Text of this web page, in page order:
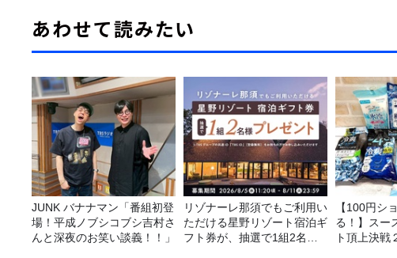
あわせて読みたい
JUNK バナナマン「番組初登
場！平成ノブシコブシ吉村さ
んと深夜のお笑い談義！！」
リゾナーレ那須でもご利用い
ただける星野リゾート宿泊ギ
フト券が、抽選で1組2名様
【100円シ
る！】スー
ト頂上決戦